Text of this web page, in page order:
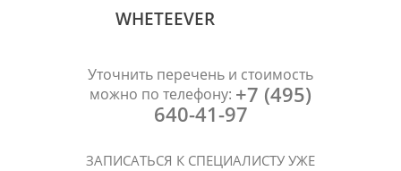
WHETEEVER
Уточнить перечень и стоимость
можно по телефону: +7 (495)
640-41-97
ЗАПИСАТЬСЯ К СПЕЦИАЛИСТУ УЖЕ